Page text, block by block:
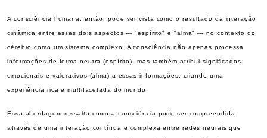
A consciência humana, então, pode ser vista como o resultado da interação
dinâmica entre esses dois aspectos — "espírito" e "alma" — no contexto do
cérebro como um sistema complexo. A consciência não apenas processa
informações de forma neutra (espírito), mas também atribui significados
emocionais e valorativos (alma) a essas informações, criando uma
experiência rica e multifacetada do mundo.
Essa abordagem ressalta como a consciência pode ser compreendida
através de uma interação contínua e complexa entre redes neurais que